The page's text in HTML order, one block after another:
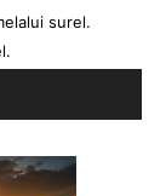
surel.